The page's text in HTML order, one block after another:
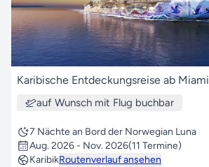
Karibische Entdeckungsreise ab Miami
auf Wunsch mit Flug buchbar
7 Nächte an Bord der Norwegian Luna
Aug. 2026 - Nov. 2026(11 Termine)
KaribikRoutenverlauf ansehen